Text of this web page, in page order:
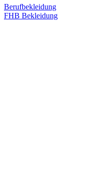
Berufbekleidung
FHB Bekleidung